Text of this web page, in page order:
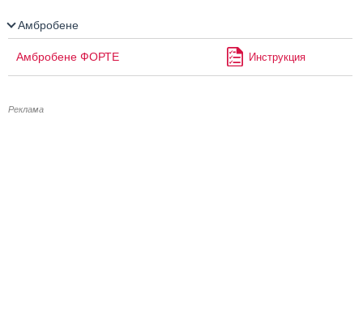
Амбробене
Амбробене ФОРТЕ Инструкция
Реклама